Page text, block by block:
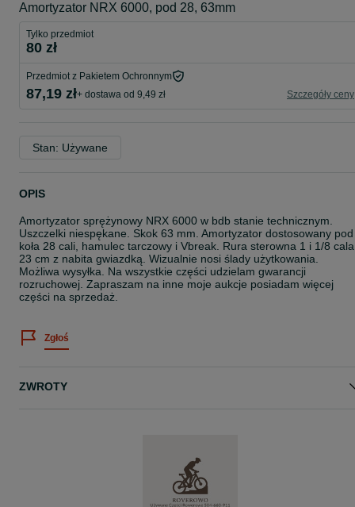
Amortyzator NRX 6000, pod 28, 63mm
Tylko przedmiot
80 zł
Przedmiot z Pakietem Ochronnym
87,19 zł+ dostawa od 9,49 zł Szczegóły ceny
Stan: Używane
OPIS
Amortyzator sprężynowy NRX 6000 w bdb stanie technicznym.
Uszczelki niespękane. Skok 63 mm. Amortyzator dostosowany pod
koła 28 cali, hamulec tarczowy i Vbreak. Rura sterowna 1 i 1/8 cala
23 cm z nabita gwiazdką. Wizualnie nosi ślady użytkowania.
Możliwa wysyłka. Na wszystkie części udzielam gwarancji
rozruchowej. Zapraszam na inne moje aukcje posiadam więcej
części na sprzedaż.
Zgłoś
ZWROTY